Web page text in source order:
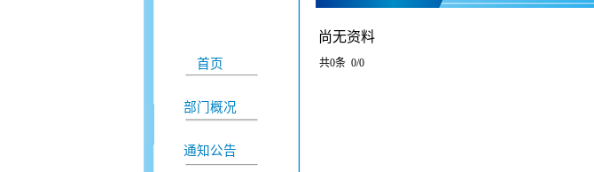
首页
部门概况
通知公告
尚无资料
共0条 0/0